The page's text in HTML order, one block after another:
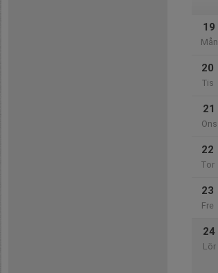
19
Mån
20
Tis
21
Ons
22
Tor
23
Fre
24
Lör